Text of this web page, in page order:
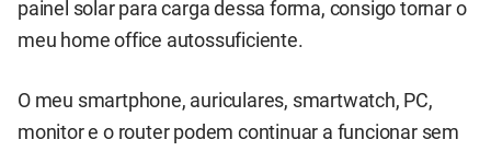
painel solar para carga dessa forma, consigo tornar o
meu home office autossuficiente.
O meu smartphone, auriculares, smartwatch, PC,
monitor e o router podem continuar a funcionar sem